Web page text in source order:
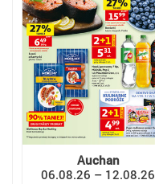
Auchan
06.08.26 – 12.08.26